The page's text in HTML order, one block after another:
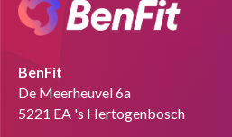
BenFit
De Meerheuvel 6a
5221 EA 's Hertogenbosch